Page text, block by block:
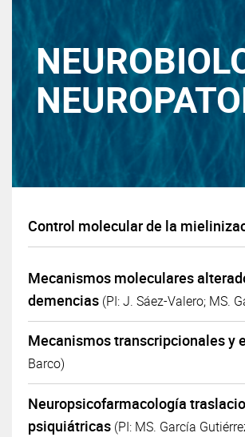
Control molecular de la
Mecanismos moleculares
demencias (PI: J. Sáez-Valero; MS.
Mecanismos transcripcionales y
Barco)
Neuropsicofarmacología
psiquiátricas (PI: MS. García